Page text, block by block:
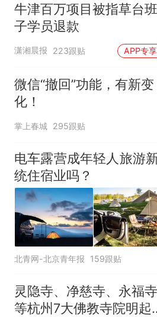
牛津百万项目被指草台班
子学员退款
潇湘晨报 223跟贴 APP专享
微信“撤回”功能，有新变
化！
掌上春城 295跟贴
电车露营成年轻人旅游
统住宿业吗？
北青网-北京青年报 159跟贴
灵隐寺、净慈寺、永福寺
等杭州7大佛教寺院明起